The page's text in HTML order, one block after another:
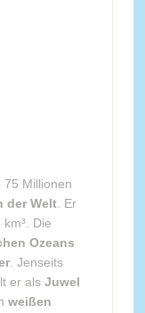
75 Millionen
der Welt. Er
Die
Ozeans
. Jenseits
er als Juwel
weißen